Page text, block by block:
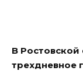
В Ростовской
трехдневное